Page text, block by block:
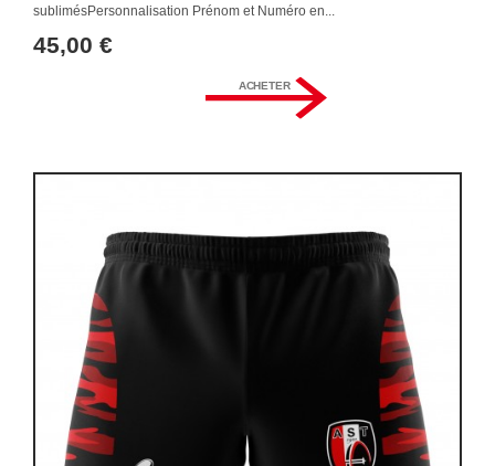
sublimésPersonnalisation Prénom et Numéro en...
45,00 €
ACHETER